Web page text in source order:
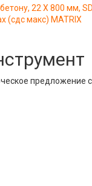
22 Х 800 мм,
(сдс макс) MATRIX
предложение